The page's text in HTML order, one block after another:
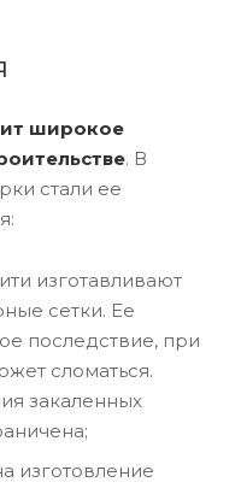
широкое
. В
стали ее
изготавливают
сетки. Ее
последствие, при
сломаться.
закаленных
изготовление